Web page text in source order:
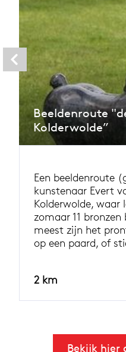
Beeldenroute
Kolderwolde”
Een beeldenroute
kunstenaar Evert
Kolderwolde, waar
zomaar 11
meest zijn het
op een paard, of
2 km
Bekijk hier